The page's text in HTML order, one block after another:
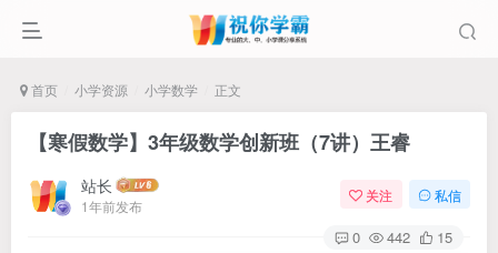
首页 小学资源 小学数学 正文
【寒假数学】3年级数学创新班（7讲）王睿
站长
1年前发布
关注 私信
0 442 15